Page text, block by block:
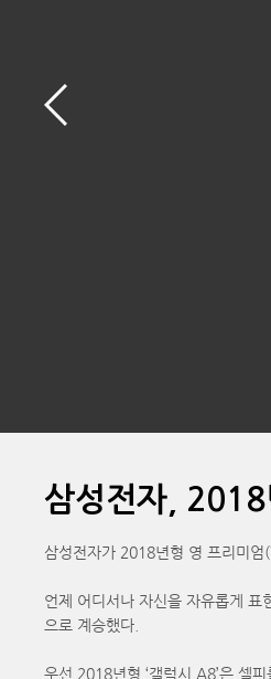
삼성전자, 2018
삼성전자가 2018년형 영 프리미
언제 어디서나 자신을 자유롭게 표
으로 계승했다.
우선 2018년형 ‘갤럭시 A8’은 셀